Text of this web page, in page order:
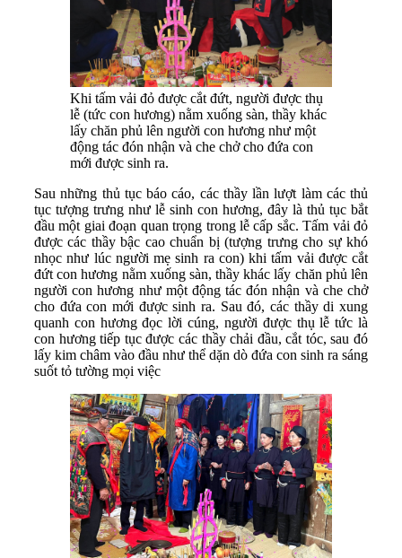
Khi tấm vải đỏ được cắt đứt, người được thụ
lễ (tức con hương) nằm xuống sàn, thầy khác
lấy chăn phủ lên người con hương như một
động tác đón nhận và che chở cho đứa con
mới được sinh ra.
Sau những thủ tục báo cáo, các thầy lần lượt làm các thủ
tục tượng trưng như lễ sinh con hương, đây là thủ tục bắt
đầu một giai đoạn quan trọng trong lễ cấp sắc. Tấm vải đỏ
được các thầy bậc cao chuẩn bị (tượng trưng cho sự khó
nhọc như lúc người mẹ sinh ra con) khi tấm vải được cắt
đứt con hương nằm xuống sàn, thầy khác lấy chăn phủ lên
người con hương như một động tác đón nhận và che chở
cho đứa con mới được sinh ra. Sau đó, các thầy di xung
quanh con hương đọc lời cúng, người được thụ lễ tức là
con hương tiếp tục được các thầy chải đầu, cắt tóc, sau đó
lấy kim châm vào đầu như thể dặn dò đứa con sinh ra sáng
suốt tỏ tường mọi việc